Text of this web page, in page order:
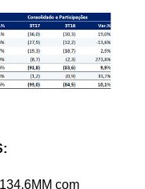
com